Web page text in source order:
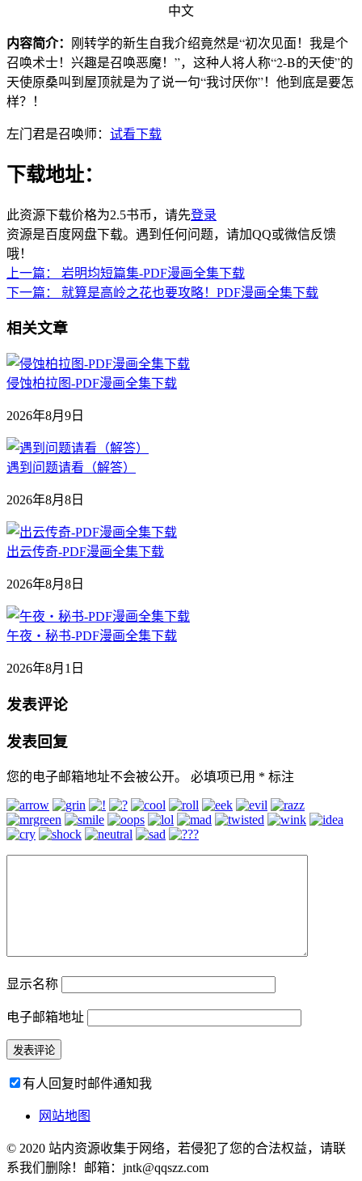
中文
内容简介： 刚转学的新生自我介绍竟然是“初次见面！我是个
召唤术士！兴趣是召唤恶魔！”，这种人将人称“2-B的天使”的
天使原桑叫到屋顶就是为了说一句“我讨厌你”！他到底是要怎
样？！
左门君是召唤师： 试看下载
下载地址：
此资源下载价格为2.5书币，请先登录
资源是百度网盘下载。遇到任何问题，请加QQ或微信反馈
哦！
上一篇：
岩明均短篇集-PDF漫画全集下载
下一篇：
就算是高岭之花也要攻略！PDF漫画全集下载
相关文章
侵蚀柏拉图-PDF漫画全集下载
2026年8月9日
遇到问题请看（解答）
2026年8月8日
出云传奇-PDF漫画全集下载
2026年8月8日
午夜‧秘书-PDF漫画全集下载
2026年8月1日
发表评论
发表回复
您的电子邮箱地址不会被公开。 必填项已用 * 标注
显示名称
电子邮箱地址
有人回复时邮件通知我
网站地图
© 2020 站内资源收集于网络，若侵犯了您的合法权益，请联
系我们删除！邮箱：jntk@qqszz.com